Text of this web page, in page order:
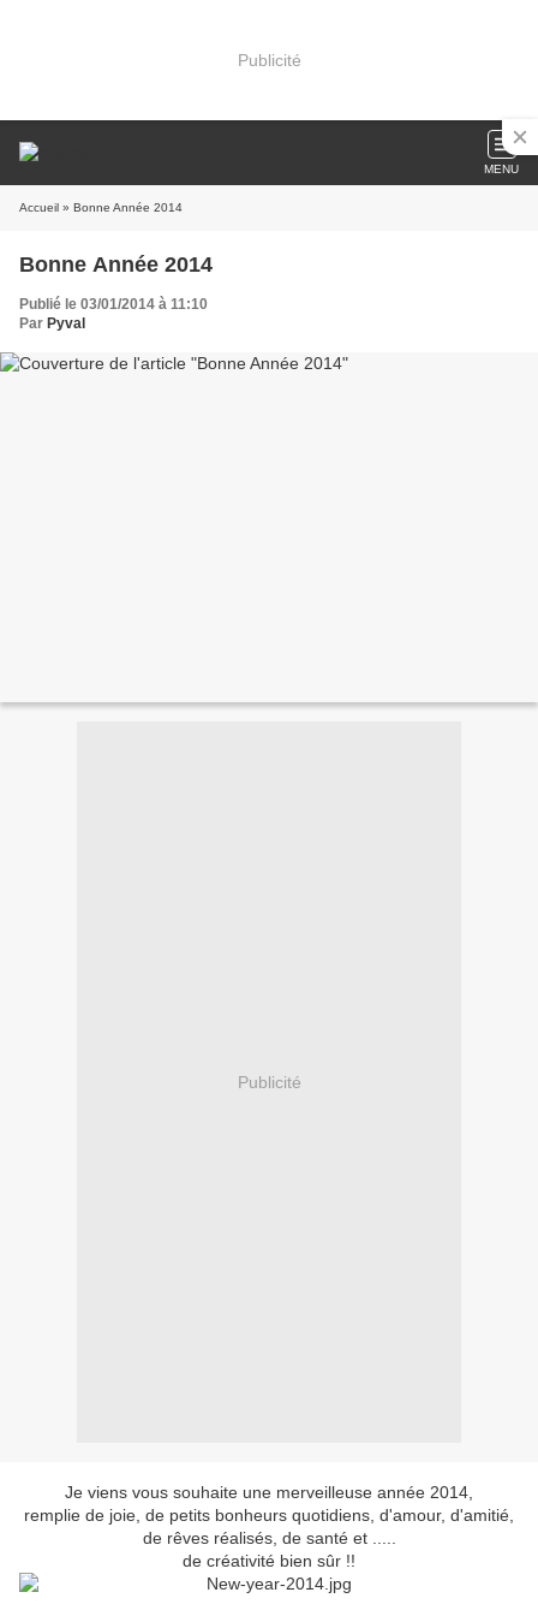
Publicité
MENU
Accueil » Bonne Année 2014
Bonne Année 2014
Publié le 03/01/2014 à 11:10
Par Pyval
Publicité
Je viens vous souhaite une merveilleuse année 2014,
remplie de joie, de petits bonheurs quotidiens, d'amour, d'amitié,
de rêves réalisés, de santé et .....
de créativité bien sûr !!